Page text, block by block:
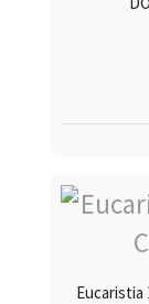
Eucaristia